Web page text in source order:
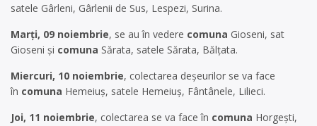
satele Gârleni, Gârlenii de Sus, Lespezi, Surina.
Marți, 09 noiembrie, se au în vedere comuna Gioseni, sat
Gioseni și comuna Sărata, satele Sărata, Bălțata.
Miercuri, 10 noiembrie, colectarea deșeurilor se va face
în comuna Hemeiuș, satele Hemeiuș, Fântânele, Lilieci.
Joi, 11 noiembrie, colectarea se va face în comuna Horgești,